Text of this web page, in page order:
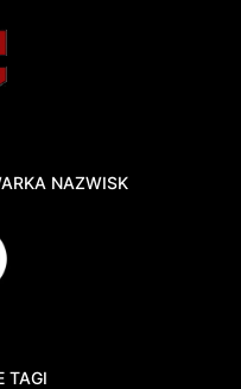
NAZWISK
TAGI